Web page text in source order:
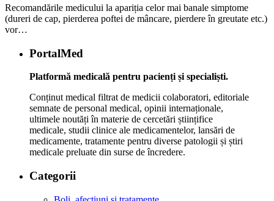
Recomandările medicului la apariția celor mai banale simptome
(dureri de cap, pierderea poftei de mâncare, pierdere în greutate etc.)
vor…
PortalMed
Platformă medicală pentru pacienți și specialiști.
Conținut medical filtrat de medicii colaboratori, editoriale
semnate de personal medical, opinii internaționale,
ultimele noutăți în materie de cercetări științifice
medicale, studii clinice ale medicamentelor, lansări de
medicamente, tratamente pentru diverse patologii și știri
medicale preluate din surse de încredere.
Categorii